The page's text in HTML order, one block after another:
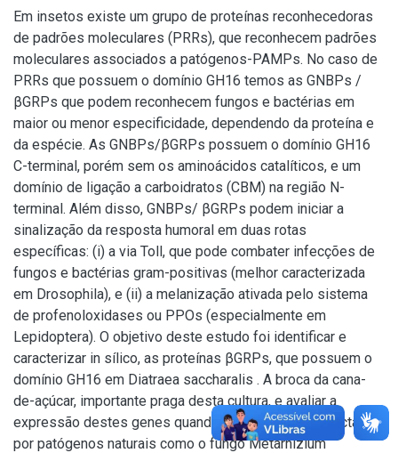
Em insetos existe um grupo de proteínas reconhecedoras
de padrões moleculares (PRRs), que reconhecem padrões
moleculares associados a patógenos-PAMPs. No caso de
PRRs que possuem o domínio GH16 temos as GNBPs /
βGRPs que podem reconhecem fungos e bactérias em
maior ou menor especificidade, dependendo da proteína e
da espécie. As GNBPs/βGRPs possuem o domínio GH16
C-terminal, porém sem os aminoácidos catalíticos, e um
domínio de ligação a carboidratos (CBM) na região N-
terminal. Além disso, GNBPs/ βGRPs podem iniciar a
sinalização da resposta humoral em duas rotas
específicas: (i) a via Toll, que pode combater infecções de
fungos e bactérias gram-positivas (melhor caracterizada
em Drosophila), e (ii) a melanização ativada pelo sistema
de profenoloxidases ou PPOs (especialmente em
Lepidoptera). O objetivo deste estudo foi identificar e
caracterizar in sílico, as proteínas βGRPs, que possuem o
domínio GH16 em Diatraea saccharalis . A broca da cana-
de-açúcar, importante praga desta cultura, e avaliar a
expressão destes genes quando lagartas foram infectadas
por patógenos naturais como o fungo Metarhizium